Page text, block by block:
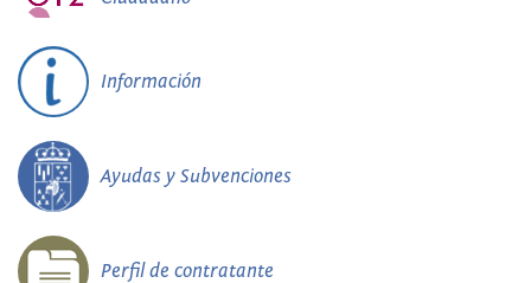
Información
Ayudas y Subvenciones
Perfil de contratante